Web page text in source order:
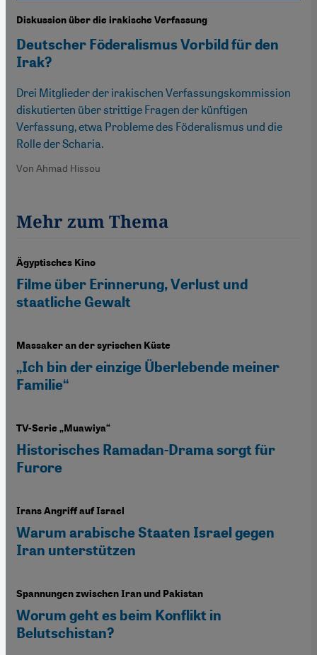
Diskussion über die irakische Verfassung
Deutscher Föderalismus Vorbild für den
Irak?
Drei Mitglieder der irakischen Verfassungskommission
diskutierten über strittige Fragen der künftigen
Verfassung, etwa Probleme des Föderalismus und die
Rolle der Scharia.
Von Ahmad Hissou
Mehr zum Thema
Ägyptisches Kino
Filme über Erinnerung, Verlust und
staatliche Gewalt
Massaker an der syrischen Küste
„Ich bin der einzige Überlebende meiner
Familie“
TV-Serie „Muawiya“
Historisches Ramadan-Drama sorgt für
Furore
Irans Angriff auf Israel
Warum arabische Staaten Israel gegen
Iran unterstützen
Spannungen zwischen Iran und Pakistan
Worum geht es beim Konflikt in
Belutschistan?